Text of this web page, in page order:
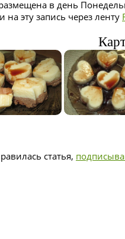
в день
эту запись через ленту
статья,